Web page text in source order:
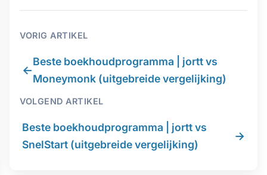
VORIG ARTIKEL
←
Beste boekhoudprogramma | jortt vs
Moneymonk (uitgebreide vergelijking)
VOLGEND ARTIKEL
Beste boekhoudprogramma | jortt vs
SnelStart (uitgebreide vergelijking)
→